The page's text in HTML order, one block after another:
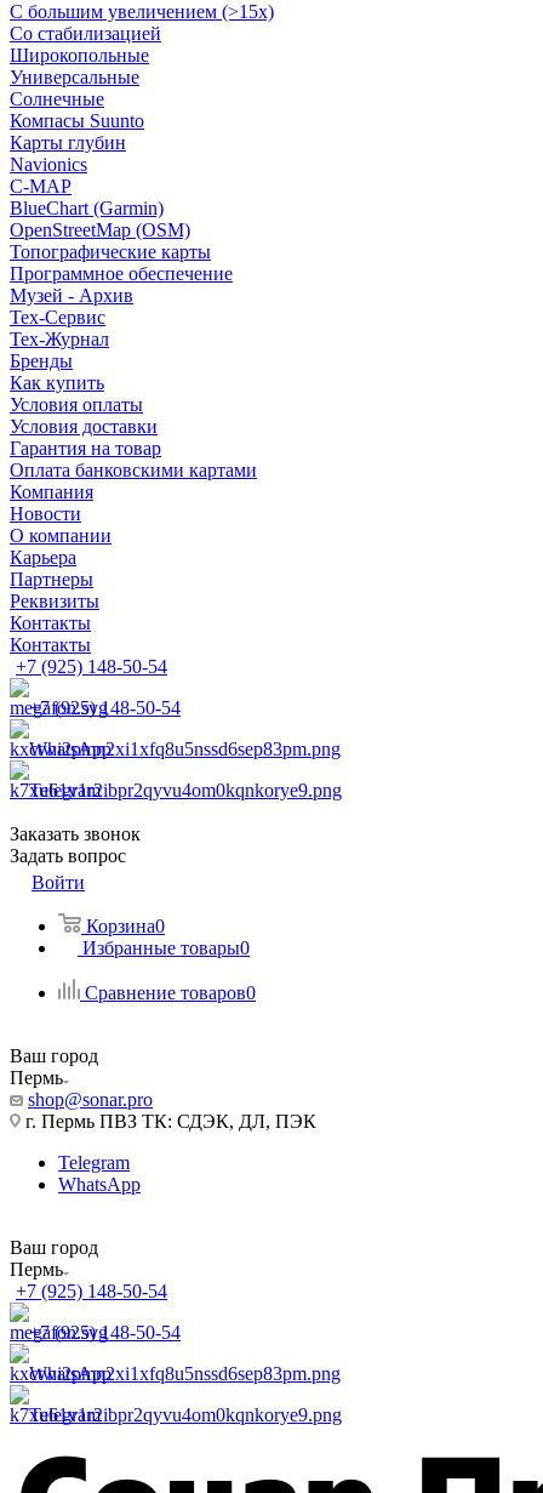
С большим увеличением (>15x)
Со стабилизацией
Широкопольные
Универсальные
Солнечные
Компасы Suunto
Карты глубин
Navionics
C-MAP
BlueChart (Garmin)
OpenStreetMap (OSM)
Топографические карты
Программное обеспечение
Музей - Архив
Tex-Сервис
Тех-Журнал
Бренды
Как купить
Условия оплаты
Условия доставки
Гарантия на товар
Оплата банковскими картами
Компания
Новости
О компании
Карьера
Партнеры
Реквизиты
Контакты
Контакты
+7 (925) 148-50-54
+7 (925) 148-50-54
WhatsApp
Telegram
Заказать звонок
Задать вопрос
Войти
Корзина0
Избранные товары0
Сравнение товаров0
Ваш город
Пермь
shop@sonar.pro
г. Пермь ПВЗ ТК: СДЭК, ДЛ, ПЭК
Telegram
WhatsApp
Ваш город
Пермь
+7 (925) 148-50-54
+7 (925) 148-50-54
WhatsApp
Telegram